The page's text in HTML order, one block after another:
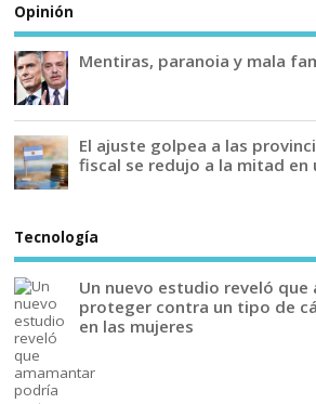
Opinión
Mentiras, paranoia y mala
El ajuste golpea a las
fiscal se redujo a la mitad en
Tecnología
Un nuevo estudio reveló
proteger contra un tipo de
en las mujeres